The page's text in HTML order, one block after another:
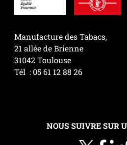
Manufacture des Tabacs,
21 allée de Brienne
31042 Toulouse
Tél : 05 61 12 88 26
NOUS SUIVRE SUR